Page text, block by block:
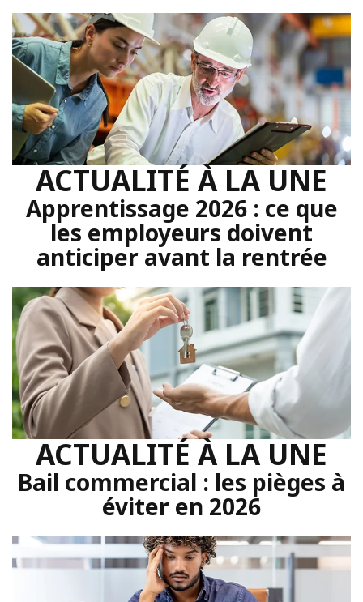
ACTUALITÉ À LA UNE
Apprentissage 2026 : ce que
les employeurs doivent
anticiper avant la rentrée
ACTUALITÉ À LA UNE
Bail commercial : les pièges à
éviter en 2026